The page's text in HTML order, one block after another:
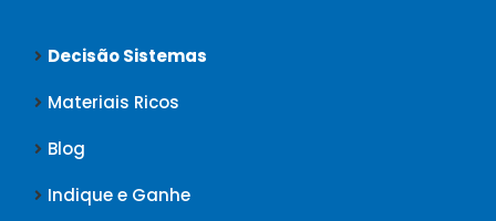
Decisão Sistemas
Materiais Ricos
Blog
Indique e Ganhe